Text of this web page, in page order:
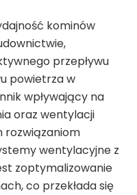
kominów
przepływu
powietrza w
wpływający na
oraz wentylacji
rozwiązaniom
wentylacyjne z
zoptymalizowanie
co przekłada się